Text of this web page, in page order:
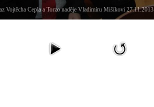
Vojtěcha Cepla a Torzo naděje Vladimíru Mišíkovi 27.11.2013